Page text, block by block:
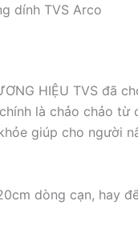
dính TVS Arco
HIỆU TVS đã
là chảo chảo từ
giúp cho người
dòng cạn, hay